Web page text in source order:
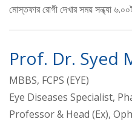
মোস্তফার রোগী দেখার সময় সন্ধ্যা
Prof. Dr. Syed
MBBS, FCPS (EYE)
Eye Diseases Specialist,
Professor & Head (Ex),